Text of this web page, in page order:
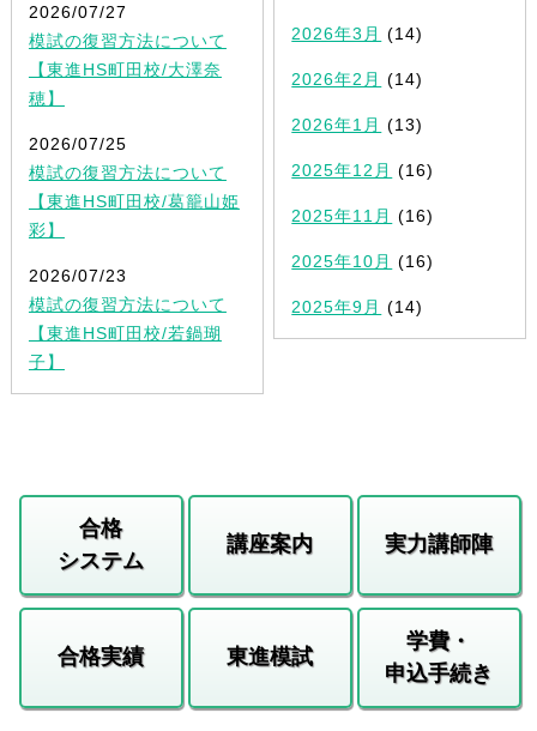
2026/07/27
模試の復習方法について
【東進HS町田校/大澤奈
穂】
2026/07/25
模試の復習方法について
【東進HS町田校/葛籠山姫
彩】
2026/07/23
模試の復習方法について
【東進HS町田校/若鍋瑚
子】
2026年3月 (14)
2026年2月 (14)
2026年1月 (13)
2025年12月 (16)
2025年11月 (16)
2025年10月 (16)
2025年9月 (14)
合格
システム
講座案内 実力講師陣
合格実績 東進模試
学費・
申込手続き